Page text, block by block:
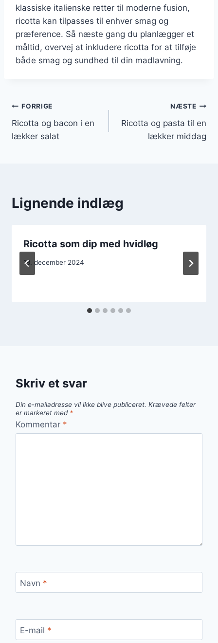
klassiske italienske retter til moderne fusion,
ricotta kan tilpasses til enhver smag og
præference. Så næste gang du planlægger et
måltid, overvej at inkludere ricotta for at tilføje
både smag og sundhed til din madlavning.
Indlægsnavigation
FORRIGE
Ricotta og bacon i en
lækker salat
NÆSTE
Ricotta og pasta til en
lækker middag
Lignende indlæg
Ricotta som dip med hvidløg
18. december 2024
Skriv et svar
Din e-mailadresse vil ikke blive publiceret. Krævede felter
er markeret med *
Kommentar *
Navn *
E-mail *